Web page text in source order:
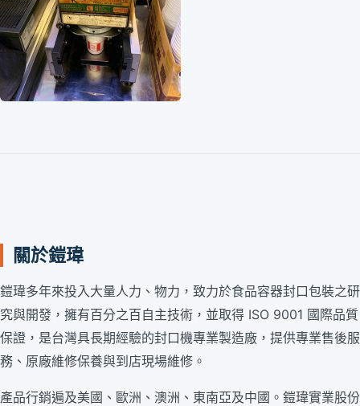
關於鎧瑋
鎧瑋多年來投入大量人力、物力，致力於食品容器封口包裝之研
究與開發，擁有百分之百自主技術，並取得 ISO 9001 國際品質
保證，是台灣具長期經驗的封口機專業製造廠，提供專業售後服
務、原廠維修保養與到店現場維修。
產品行銷遍及美國、歐洲、澳洲、東南亞及中國。鎧瑋實業股份